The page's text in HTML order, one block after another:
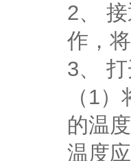
2、
作，
3、
（1
的温
温度